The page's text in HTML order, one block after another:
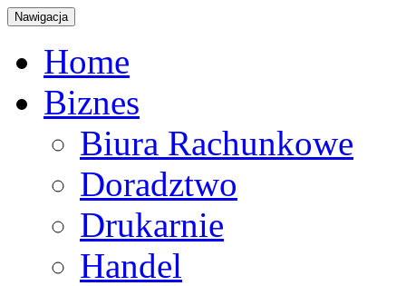
Nawigacja
Home
Biznes
Biura Rachunkowe
Doradztwo
Drukarnie
Handel